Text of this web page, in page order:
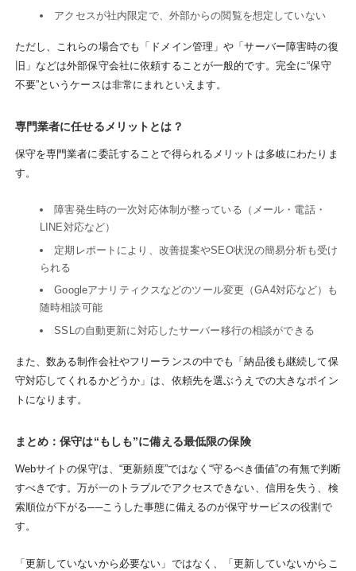
アクセスが社内限定で、外部からの閲覧を想定していない
ただし、これらの場合でも「ドメイン管理」や「サーバー障害時の復
旧」などは外部保守会社に依頼することが一般的です。完全に“保守
不要”というケースは非常にまれといえます。
専門業者に任せるメリットとは？
保守を専門業者に委託することで得られるメリットは多岐にわたりま
す。
障害発生時の一次対応体制が整っている（メール・電話・
LINE対応など）
定期レポートにより、改善提案やSEO状況の簡易分析も受け
られる
Googleアナリティクスなどのツール変更（GA4対応など）も
随時相談可能
SSLの自動更新に対応したサーバー移行の相談ができる
また、数ある制作会社やフリーランスの中でも「納品後も継続して保
守対応してくれるかどうか」は、依頼先を選ぶうえでの大きなポイン
トになります。
まとめ：保守は“もしも”に備える最低限の保険
Webサイトの保守は、“更新頻度”ではなく“守るべき価値”の有無で判断
すべきです。万が一のトラブルでアクセスできない、信用を失う、検
索順位が下がる──こうした事態に備えるのが保守サービスの役割で
す。
「更新していないから必要ない」ではなく、「更新していないからこ